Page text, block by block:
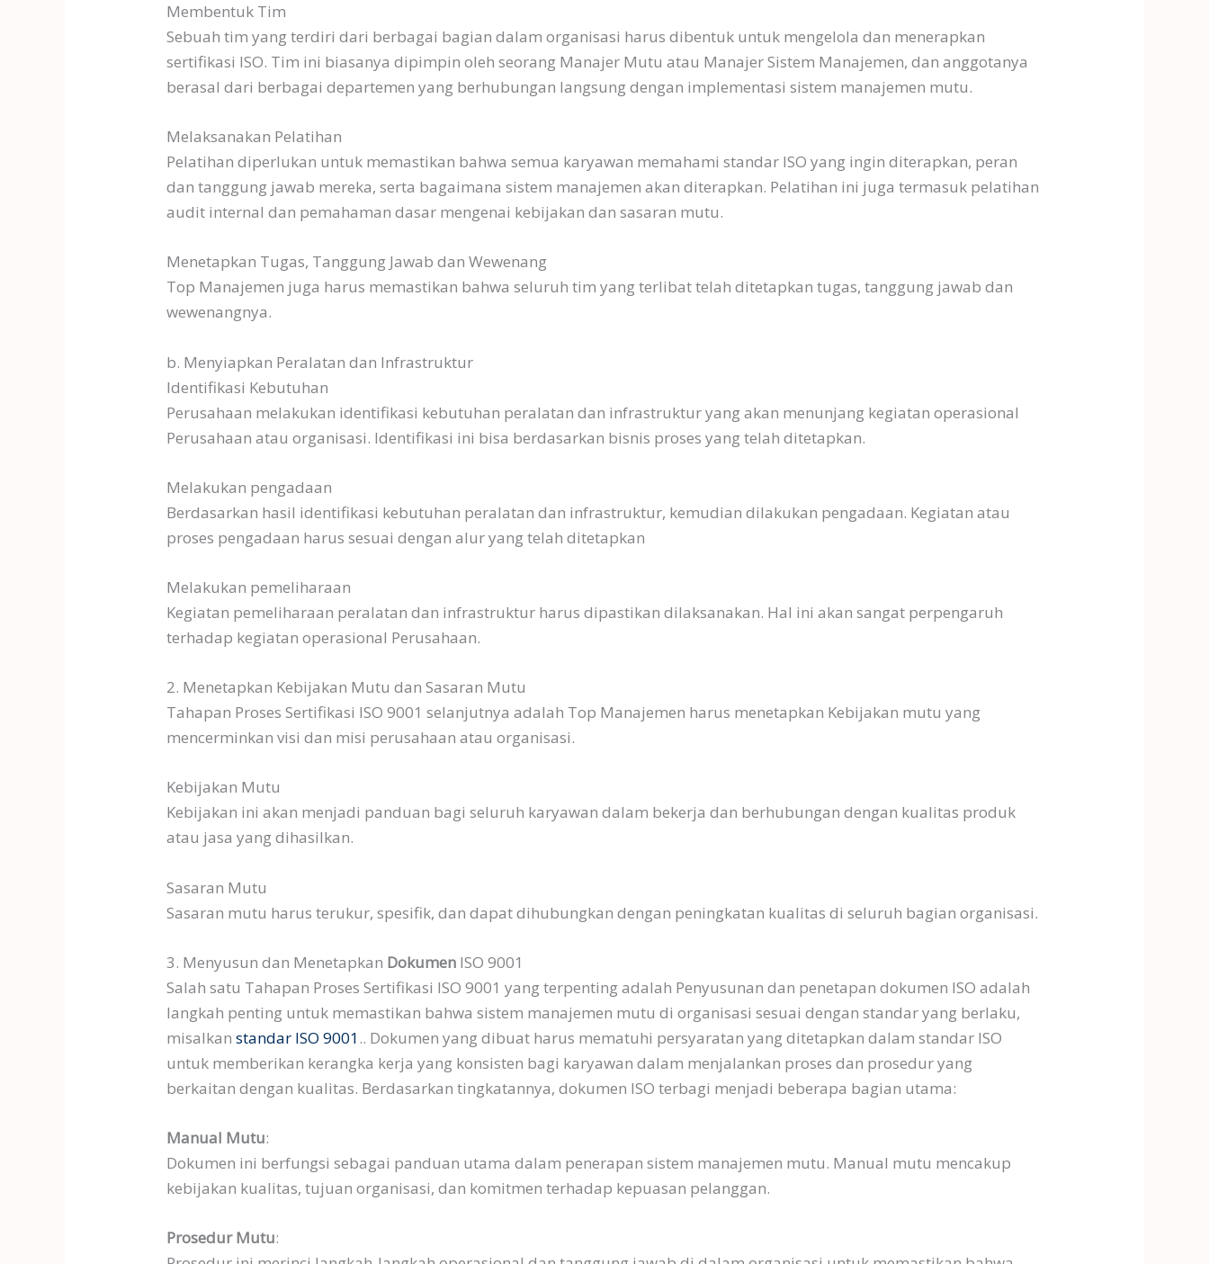
Membentuk Tim
Sebuah tim yang terdiri dari berbagai bagian dalam organisasi harus dibentuk untuk mengelola dan menerapkan
sertifikasi ISO. Tim ini biasanya dipimpin oleh seorang Manajer Mutu atau Manajer Sistem Manajemen, dan anggotanya
berasal dari berbagai departemen yang berhubungan langsung dengan implementasi sistem manajemen mutu.
Melaksanakan Pelatihan
Pelatihan diperlukan untuk memastikan bahwa semua karyawan memahami standar ISO yang ingin diterapkan, peran
dan tanggung jawab mereka, serta bagaimana sistem manajemen akan diterapkan. Pelatihan ini juga termasuk pelatihan
audit internal dan pemahaman dasar mengenai kebijakan dan sasaran mutu.
Menetapkan Tugas, Tanggung Jawab dan Wewenang
Top Manajemen juga harus memastikan bahwa seluruh tim yang terlibat telah ditetapkan tugas, tanggung jawab dan
wewenangnya.
b. Menyiapkan Peralatan dan Infrastruktur
Identifikasi Kebutuhan
Perusahaan melakukan identifikasi kebutuhan peralatan dan infrastruktur yang akan menunjang kegiatan operasional
Perusahaan atau organisasi. Identifikasi ini bisa berdasarkan bisnis proses yang telah ditetapkan.
Melakukan pengadaan
Berdasarkan hasil identifikasi kebutuhan peralatan dan infrastruktur, kemudian dilakukan pengadaan. Kegiatan atau
proses pengadaan harus sesuai dengan alur yang telah ditetapkan
Melakukan pemeliharaan
Kegiatan pemeliharaan peralatan dan infrastruktur harus dipastikan dilaksanakan. Hal ini akan sangat perpengaruh
terhadap kegiatan operasional Perusahaan.
2. Menetapkan Kebijakan Mutu dan Sasaran Mutu
Tahapan Proses Sertifikasi ISO 9001 selanjutnya adalah Top Manajemen harus menetapkan Kebijakan mutu yang
mencerminkan visi dan misi perusahaan atau organisasi.
Kebijakan Mutu
Kebijakan ini akan menjadi panduan bagi seluruh karyawan dalam bekerja dan berhubungan dengan kualitas produk
atau jasa yang dihasilkan.
Sasaran Mutu
Sasaran mutu harus terukur, spesifik, dan dapat dihubungkan dengan peningkatan kualitas di seluruh bagian organisasi.
3. Menyusun dan Menetapkan Dokumen ISO 9001
Salah satu Tahapan Proses Sertifikasi ISO 9001 yang terpenting adalah Penyusunan dan penetapan dokumen ISO adalah
langkah penting untuk memastikan bahwa sistem manajemen mutu di organisasi sesuai dengan standar yang berlaku,
misalkanstandar ISO 9001.. Dokumen yang dibuat harus mematuhi persyaratan yang ditetapkan dalam standar ISO
untuk memberikan kerangka kerja yang konsisten bagi karyawan dalam menjalankan proses dan prosedur yang
berkaitan dengan kualitas. Berdasarkan tingkatannya, dokumen ISO terbagi menjadi beberapa bagian utama:
Manual Mutu:
Dokumen ini berfungsi sebagai panduan utama dalam penerapan sistem manajemen mutu. Manual mutu mencakup
kebijakan kualitas, tujuan organisasi, dan komitmen terhadap kepuasan pelanggan.
Prosedur Mutu: